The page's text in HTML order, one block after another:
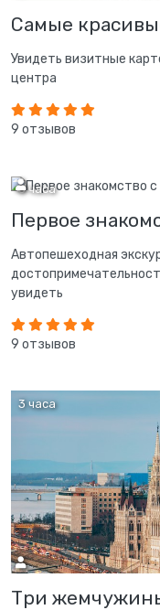
Самые
Увидеть визитные
центра
9 отзывов
3 часа
Первое
Автопешеходная
увидеть
9 отзывов
3 часа
Три